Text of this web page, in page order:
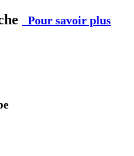
Pour savoir plus